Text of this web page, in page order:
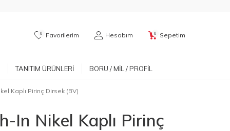
0 Favorilerim Hesabım 0 Sepetim
TANITIM ÜRÜNLERI BORU / MIL / PROFIL
Kaplı Pirinç Dirsek (BV)
In Nikel Kaplı Pirinç